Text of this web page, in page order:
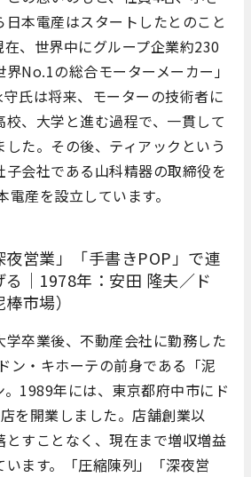
本電産はスタートしたとのこと
、世界中にグループ企業約230
No.1の総合モーターメーカー」
守氏は将来、モーターの技術者に
、大学と進む過程で、一貫して
た。その後、ティアックという
会社である山科精器の取締役を
産を設立しています。
夜営業」「手書きPOP」で連
｜1978年：安田 隆夫／ド
市場）
学卒業後、不動産会社に勤務した
ン・キホーテの前身である「泥
1989年には、東京都府中市にド
を開業しました。店舗創業以
すことなく、現在まで増収増益
ます。「圧縮陳列」「深夜営